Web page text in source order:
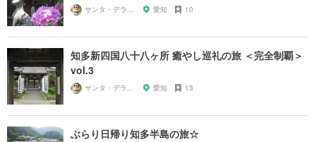
サンタ・デラックス 愛知 10
知多新四国八十八ヶ所 癒やし巡礼の旅 ＜完全制覇＞
vol.3
サンタ・デラックス 愛知 13
ぶらり日帰り知多半島の旅☆